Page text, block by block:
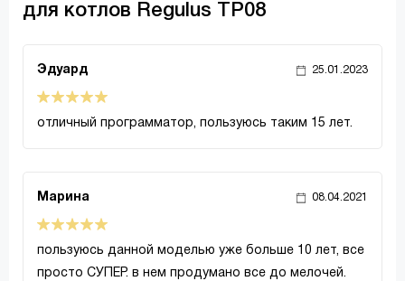
для котлов Regulus TP08
Эдуард 25.01.2023
отличный программатор, пользуюсь таким 15 лет.
Марина 08.04.2021
пользуюсь данной моделью уже больше 10 лет, все
просто СУПЕР. в нем продумано все до мелочей.